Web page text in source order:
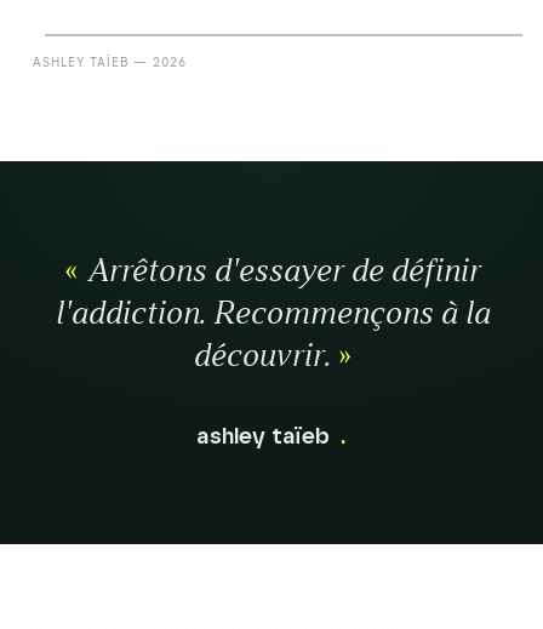
ASHLEY TAÏEB — 2026
« Arrêtons d'essayer de définir
l'addiction. Recommençons à la
découvrir.»
ashley taïeb .